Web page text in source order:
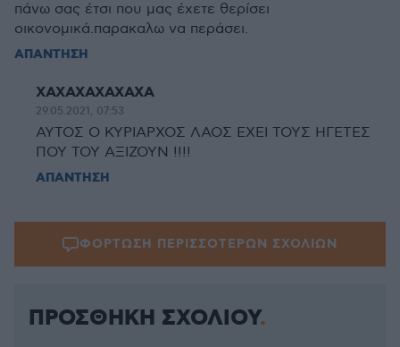
πάνω σας έτσι που μας έχετε θερίσει
οικονομικά.παρακαλω να περάσει.
ΑΠΑΝΤΗΣΗ
ΧΑΧΑΧΑΧΑΧΑΧΑ
29.05.2021, 07:53
ΑΥΤΟΣ Ο ΚΥΡΙΑΡΧΟΣ ΛΑΟΣ ΕΧΕΙ ΤΟΥΣ ΗΓΕΤΕΣ
ΠΟΥ ΤΟΥ ΑΞΙΖΟΥΝ !!!!
ΑΠΑΝΤΗΣΗ
ΦΟΡΤΩΣΗ ΠΕΡΙΣΣΟΤΕΡΩΝ ΣΧΟΛΙΩΝ
ΠΡΟΣΘΗΚΗ ΣΧΟΛΙΟΥ